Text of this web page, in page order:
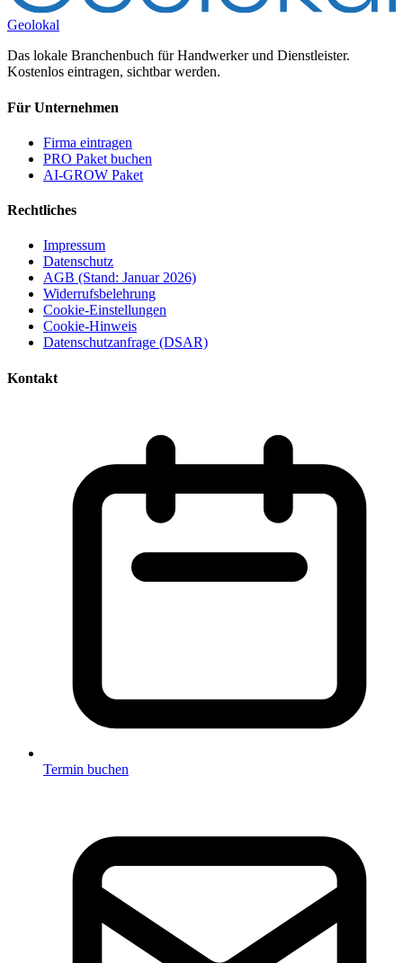
Geolokal
Das lokale Branchenbuch für Handwerker und Dienstleister.
Kostenlos eintragen, sichtbar werden.
Für Unternehmen
Firma eintragen
PRO Paket buchen
AI-GROW Paket
Rechtliches
Impressum
Datenschutz
AGB (Stand: Januar 2026)
Widerrufsbelehrung
Cookie-Einstellungen
Cookie-Hinweis
Datenschutzanfrage (DSAR)
Kontakt
Termin buchen